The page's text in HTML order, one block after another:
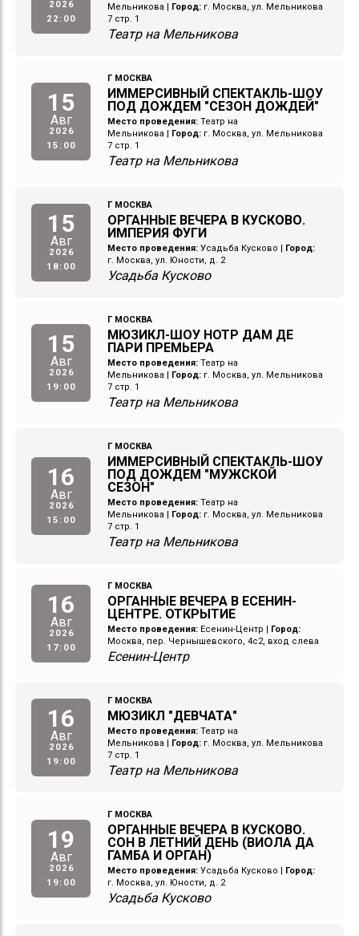
2026
22:00
Мельникова
Город: г. Москва, ул. Мельникова
7 стр. 1
Театр на Мельникова
15
Авг
2026
15:00
Г МОСКВА
ИММЕРСИВНЫЙ СПЕКТАКЛЬ-ШОУ
ПОД ДОЖДЕМ "СЕЗОН ДОЖДЕЙ"
Место проведения: Театр на
Мельникова
Город: г. Москва, ул. Мельникова
7 стр. 1
Театр на Мельникова
15
Авг
2026
18:00
Г МОСКВА
ОРГАННЫЕ ВЕЧЕРА В КУСКОВО.
ИМПЕРИЯ ФУГИ
Место проведения: Усадьба Кусково
Город:
г. Москва, ул. Юности, д. 2
Усадьба Кусково
15
Авг
2026
19:00
Г МОСКВА
МЮЗИКЛ-ШОУ НОТР ДАМ ДЕ
ПАРИ ПРЕМЬЕРА
Место проведения: Театр на
Мельникова
Город: г. Москва, ул. Мельникова
7 стр. 1
Театр на Мельникова
16
Авг
2026
15:00
Г МОСКВА
ИММЕРСИВНЫЙ СПЕКТАКЛЬ-ШОУ
ПОД ДОЖДЕМ "МУЖСКОЙ
СЕЗОН"
Место проведения: Театр на
Мельникова
Город: г. Москва, ул. Мельникова
7 стр. 1
Театр на Мельникова
16
Авг
2026
17:00
Г МОСКВА
ОРГАННЫЕ ВЕЧЕРА В ЕСЕНИН-
ЦЕНТРЕ. ОТКРЫТИЕ
Место проведения: Есенин-Центр
Город:
Москва, пер. Чернышевского, 4с2, вход слева
Есенин-Центр
16
Авг
2026
19:00
Г МОСКВА
МЮЗИКЛ "ДЕВЧАТА"
Место проведения: Театр на
Мельникова
Город: г. Москва, ул. Мельникова
7 стр. 1
Театр на Мельникова
19
Авг
2026
19:00
Г МОСКВА
ОРГАННЫЕ ВЕЧЕРА В КУСКОВО.
СОН В ЛЕТНИЙ ДЕНЬ (ВИОЛА ДА
ГАМБА И ОРГАН)
Место проведения: Усадьба Кусково
Город:
г. Москва, ул. Юности, д. 2
Усадьба Кусково